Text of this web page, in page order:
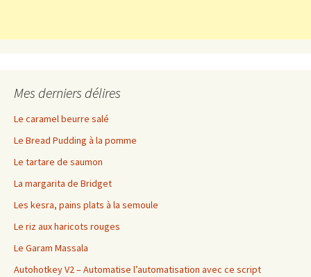
Mes derniers délires
Le caramel beurre salé
Le Bread Pudding à la pomme
Le tartare de saumon
La margarita de Bridget
Les kesra, pains plats à la semoule
Le riz aux haricots rouges
Le Garam Massala
Autohotkey V2 – Automatise l’automatisation avec ce script